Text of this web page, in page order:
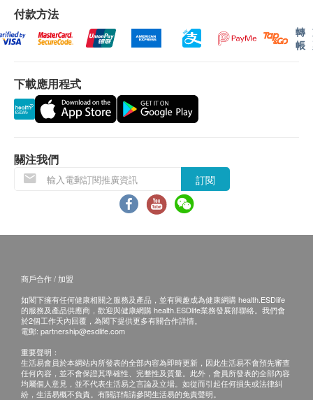
(1) 於領取報告當天由醫生講解報告
自取報告時間
星期一至五︰上午9時至下午5時30分
星期日及公眾假期休息
查詢及預約方法：(+852) 3153 9000
確認信/出示成功付款電郵以確認身份。
本計劃並不包含專科醫生診症費用、治療費、藥費
等。
計劃不可兌換現金或其他產品，亦不能轉讓及退
款。
所有健康檢查並非作醫療診斷或治療用途。
如個別人士有特別醫療需求，港怡醫院會保留按情
付款方法
轉
帳
下載應用程式
關注我們
訂閱
商戶合作 / 加盟
如閣下擁有任何健康相關之服務及產品，並有興趣成為健康網購 health.ESDlife
的服務及產品供應商，歡迎與健康網購 health.ESDlife業務發展部聯絡。我們會
於2個工作天內回覆，為閣下提供更多有關合作詳情。
電郵: partnership@esdlife.com
重要聲明：
生活易會員於本網站內所發表的全部內容為即時更新，因此生活易不會預先審查
任何內容，並不會保證其準確性、完整性及質量。此外，會員所發表的全部內容
均屬個人意見，並不代表生活易之言論及立場。如從而引起任何損失或法律糾
紛，生活易概不負責。有關詳情請參閱生活易的免責聲明。